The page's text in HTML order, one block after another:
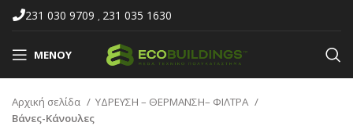
231 030 9709 , 231 035 1630
ΜΕΝΟΎ
Αρχική σελίδα
ΥΔΡΕΥΣΗ – ΘΕΡΜΑΝΣΗ– ΦΙΛΤΡΑ
Βάνες-Κάνουλες